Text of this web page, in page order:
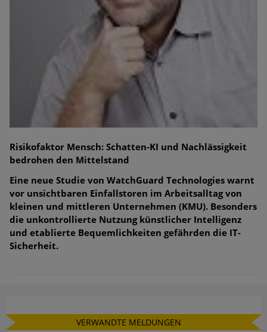
Risikofaktor Mensch: Schatten-KI und Nachlässigkeit
bedrohen den Mittelstand
Eine neue Studie von WatchGuard Technologies warnt
vor unsichtbaren Einfallstoren im Arbeitsalltag von
kleinen und mittleren Unternehmen (KMU). Besonders
die unkontrollierte Nutzung künstlicher Intelligenz
und etablierte Bequemlichkeiten gefährden die IT-
Sicherheit.
VERWANDTE MELDUNGEN